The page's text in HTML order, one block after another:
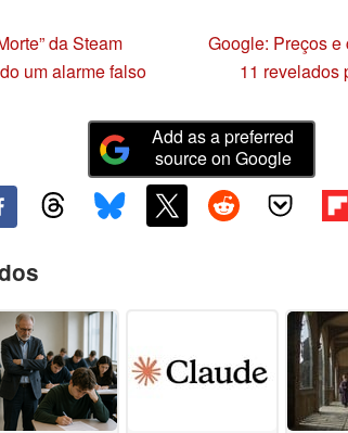
da Steam
um alarme falso
Google: Preços
11 revelados
Add as a preferred
source on Google